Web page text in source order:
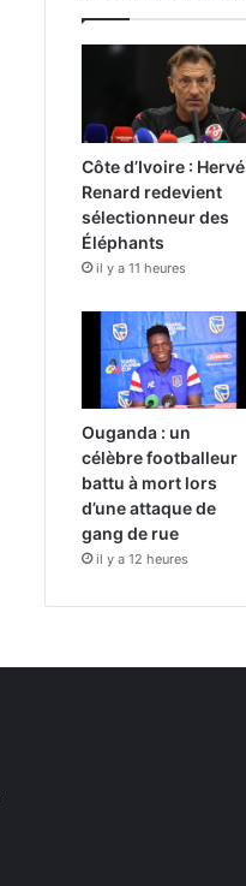
Côte d’Ivoire : Hervé
Renard redevient
sélectionneur des
Éléphants
il y a 11 heures
Ouganda : un
célèbre footballeur
battu à mort lors
d’une attaque de
gang de rue
il y a 12 heures